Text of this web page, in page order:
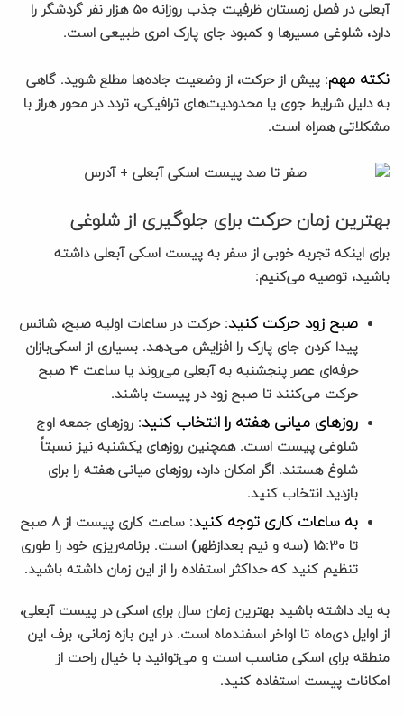
آبعلی در فصل زمستان ظرفیت جذب روزانه ۵۰ هزار نفر گردشگر را
دارد، شلوغی مسیرها و کمبود جای پارک امری طبیعی است.
نکته مهم: پیش از حرکت، از وضعیت جاده‌ها مطلع شوید. گاهی
به دلیل شرایط جوی یا محدودیت‌های ترافیکی، تردد در محور هراز با
مشکلاتی همراه است.
بهترین زمان حرکت برای جلوگیری از شلوغی
برای اینکه تجربه خوبی از سفر به پیست اسکی آبعلی داشته
باشید، توصیه می‌کنیم:
صبح زود حرکت کنید: حرکت در ساعات اولیه صبح، شانس
پیدا کردن جای پارک را افزایش می‌دهد. بسیاری از اسکی‌بازان
حرفه‌ای عصر پنجشنبه به آبعلی می‌روند یا ساعت ۴ صبح
حرکت می‌کنند تا صبح زود در پیست باشند.
روزهای میانی هفته را انتخاب کنید: روزهای جمعه اوج
شلوغی پیست است. همچنین روزهای یکشنبه نیز نسبتاً
شلوغ هستند. اگر امکان دارد، روزهای میانی هفته را برای
بازدید انتخاب کنید.
به ساعات کاری توجه کنید
: ساعت کاری پیست از ۸ صبح
تا ۱۵:۳۰ (سه و نیم بعدازظهر) است. برنامه‌ریزی خود را طوری
تنظیم کنید که حداکثر استفاده را از این زمان داشته باشید.
به یاد داشته باشید بهترین زمان سال برای اسکی در پیست آبعلی،
از اوایل دی‌ماه تا اواخر اسفندماه است. در این بازه زمانی، برف این
منطقه برای اسکی مناسب است و می‌توانید با خیال راحت از
امکانات پیست استفاده کنید.